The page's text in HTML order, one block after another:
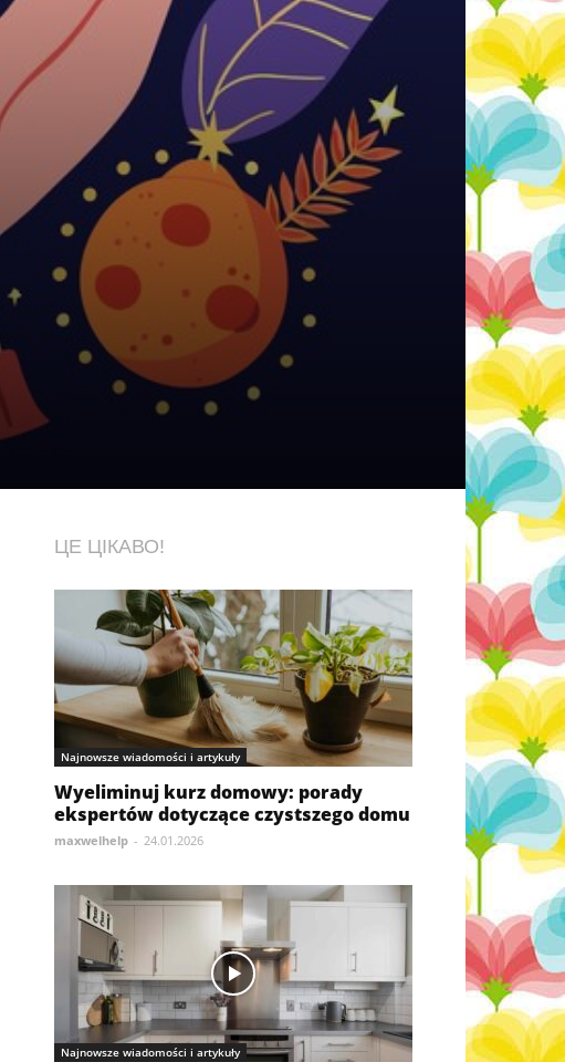
ЦЕ ЦІКАВО!
Najnowsze wiadomości i artykuły
Wyeliminuj kurz domowy: porady
ekspertów dotyczące czystszego domu
maxwelhelp - 24.01.2026
Najnowsze wiadomości i artykuły